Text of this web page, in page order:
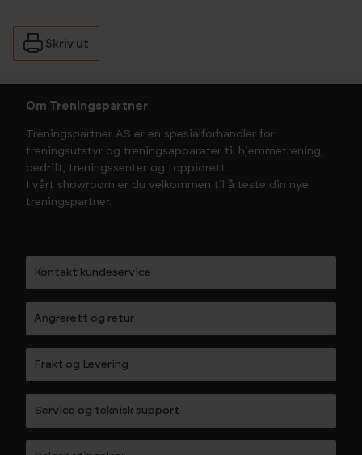
Skriv ut
Om Treningspartner
Treningspartner AS er en spesialforhandler for
treningsutstyr og treningsapparater til hjemmetrening,
bedrift, treningssenter og toppidrett.
I vårt showroom er du velkommen til å teste din nye
treningspartner.
Kontakt kundeservice
Angrerett og retur
Frakt og Levering
Service og teknisk support